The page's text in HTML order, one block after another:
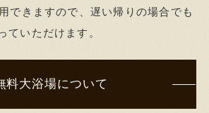
できますので、遅い帰りの場合でも
ていただけます。
料大浴場について